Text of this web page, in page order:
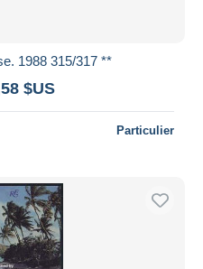
1988 315/317 **
$US
Particulier